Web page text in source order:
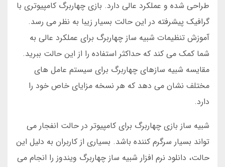
طراحی شده و عملکرد عالی دارد. بازی چهاربرگ کامپیوتری با
گرافیک پیشرفته در این حالت بسیار زیبا به نظر می رسد.
آموزش تنظیمات شبیه ساز چهاربرگ برای عملکرد عالی به
شما کمک می کند که حداکثر استفاده را از این حالت ببرید.
مقایسه شبیه سازهای چهاربرگ برای سیستم عامل های
مختلف نشان می دهد که هر نسخه مزایای خاص خود را
دارد.
شبیه ساز بازی چهاربرگ برای کامپیوتر در حالت انفجار می
تواند بسیار سرگرم کننده باشد. بسیاری از کاربران به دلیل این
حالت، دانلود نرم افزار شبیه ساز چهاربرگ ویندوز را انجام می